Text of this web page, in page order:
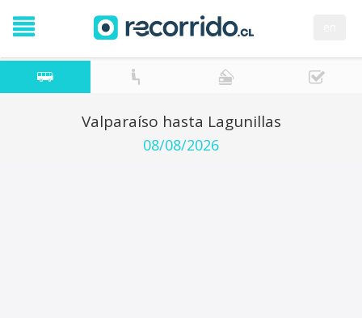
Valparaíso hasta Lagunillas
08/08/2026